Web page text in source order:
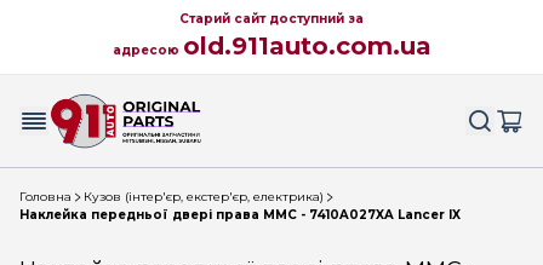
Старий сайт доступний за
адресою old.911auto.com.ua
Головна
Кузов (інтер'єр, екстер'єр, електрика)
Наклейка передньої двері права MMC - 7410A027XA Lancer IX